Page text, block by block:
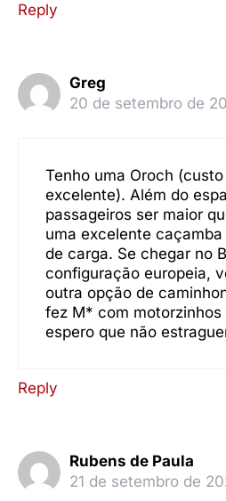
Reply
Greg
20 de setembro de
Tenho uma Oroch
excelente). Além do
passageiros ser maior
uma excelente
de carga. Se chegar no
configuração europeia,
outra opção de
fez M* com motorzinhos
espero que não
Reply
Rubens de Paula
21 de setembro de